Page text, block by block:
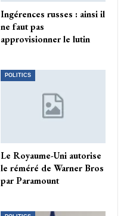
Ingérences russes : ainsi il
ne faut pas
approvisionner le lutin
POLITICS
Le Royaume-Uni autorise
le réméré de Warner Bros
par Paramount